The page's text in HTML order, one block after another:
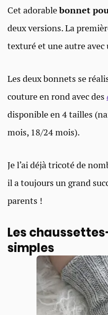
Cet adorablebonnet
deux versions. La
texturé et une autre avec
Les deux bonnets se
couture en rond avec des
disponible en 4 tailles
mois, 18/24 mois).
Je l’ai déjà tricoté de
il a toujours un grand
parents !
Les
simples​